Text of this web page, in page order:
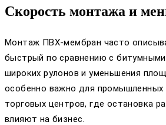
Скорость монтажа и
Монтаж ПВХ-мембран часто
быстрый по сравнению с
широких рулонов и уменьшения
особенно важно для промышленных
торговых центров, где остановка
влияют на бизнес.